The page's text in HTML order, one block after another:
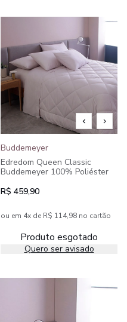
Buddemeyer
Edredom Queen Classic
Buddemeyer 100% Poliéster
R$ 459,90
ou em 4x de R$ 114,98 no cartão
Produto esgotado
Quero ser avisado